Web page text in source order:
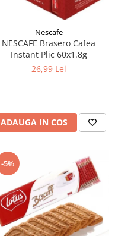
Nescafe
NESCAFE Brasero Cafea
Instant Plic 60x1.8g
26,99 Lei
ADAUGA IN COS
-5%